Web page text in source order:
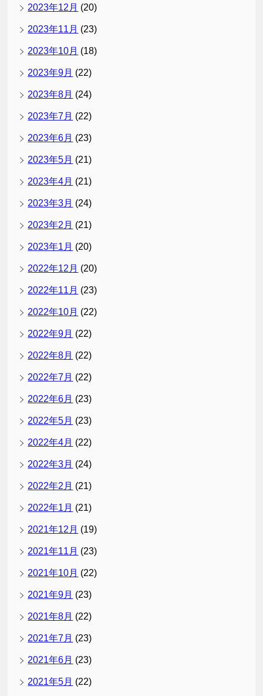
2023年12月 (20)
2023年11月 (23)
2023年10月 (18)
2023年9月 (22)
2023年8月 (24)
2023年7月 (22)
2023年6月 (23)
2023年5月 (21)
2023年4月 (21)
2023年3月 (24)
2023年2月 (21)
2023年1月 (20)
2022年12月 (20)
2022年11月 (23)
2022年10月 (22)
2022年9月 (22)
2022年8月 (22)
2022年7月 (22)
2022年6月 (23)
2022年5月 (23)
2022年4月 (22)
2022年3月 (24)
2022年2月 (21)
2022年1月 (21)
2021年12月 (19)
2021年11月 (23)
2021年10月 (22)
2021年9月 (23)
2021年8月 (22)
2021年7月 (23)
2021年6月 (23)
2021年5月 (22)